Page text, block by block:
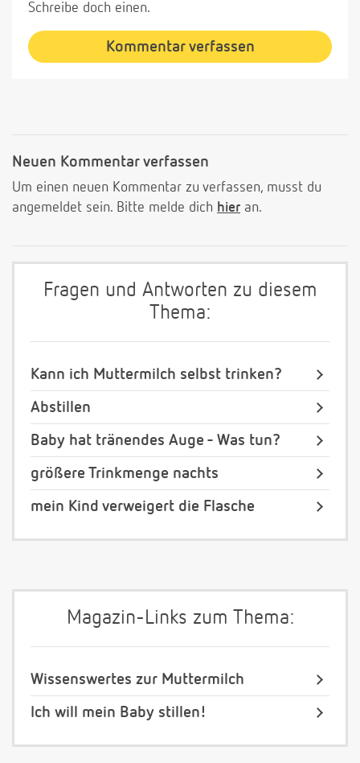
Schreibe doch einen.
Kommentar verfassen
Neuen Kommentar verfassen
Um einen neuen Kommentar zu verfassen, musst du
angemeldet sein. Bitte melde dich hier an.
Fragen und Antworten zu diesem
Thema:
Kann ich Muttermilch selbst trinken?
Abstillen
Baby hat tränendes Auge - Was tun?
größere Trinkmenge nachts
mein Kind verweigert die Flasche
Magazin-Links zum Thema:
Wissenswertes zur Muttermilch
Ich will mein Baby stillen!